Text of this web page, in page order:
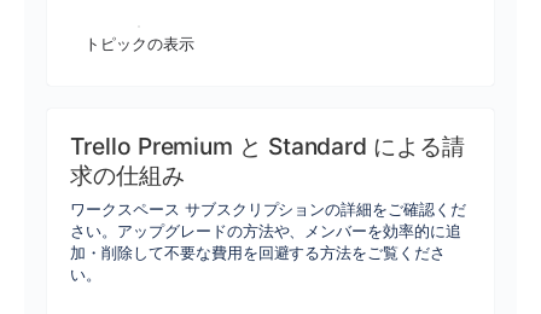
トピックの表示
Trello Premium と Standard による請
求の仕組み
ワークスペース サブスクリプションの詳細をご確認くだ
さい。アップグレードの方法や、メンバーを効率的に追
加・削除して不要な費用を回避する方法をご覧くださ
い。